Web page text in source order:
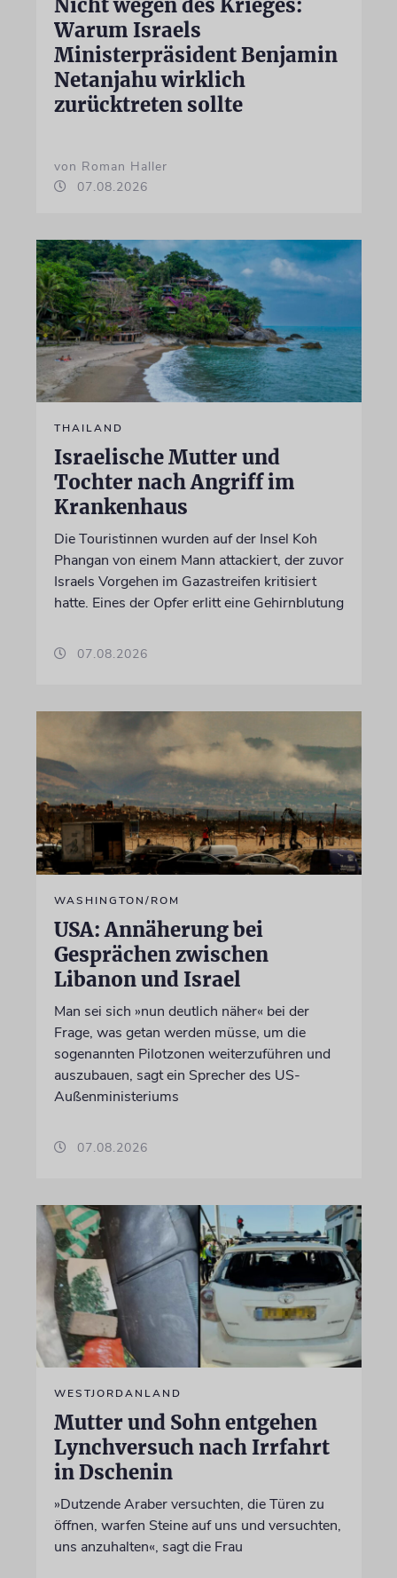
Warum Israels
Ministerpräsident Benjamin
Netanjahu wirklich
zurücktreten sollte
von Roman Haller
07.08.2026
THAILAND
Israelische Mutter und
Tochter nach Angriff im
Krankenhaus
Die Touristinnen wurden auf der Insel Koh
Phangan von einem Mann attackiert, der zuvor
Israels Vorgehen im Gazastreifen kritisiert
hatte. Eines der Opfer erlitt eine Gehirnblutung
07.08.2026
WASHINGTON/ROM
USA: Annäherung bei
Gesprächen zwischen
Libanon und Israel
Man sei sich »nun deutlich näher« bei der
Frage, was getan werden müsse, um die
sogenannten Pilotzonen weiterzuführen und
auszubauen, sagt ein Sprecher des US-
Außenministeriums
07.08.2026
WESTJORDANLAND
Mutter und Sohn entgehen
Lynchversuch nach Irrfahrt
in Dschenin
»Dutzende Araber versuchten, die Türen zu
öffnen, warfen Steine auf uns und versuchten,
uns anzuhalten«, sagt die Frau